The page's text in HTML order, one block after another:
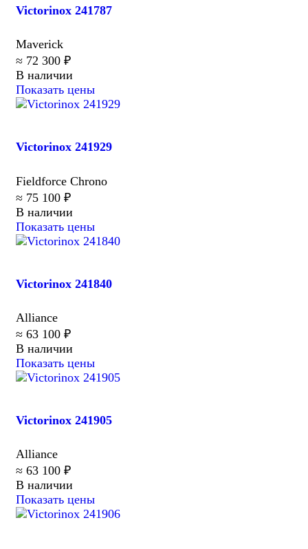
Victorinox 241787
Maverick
≈ 72 300 ₽
В наличии
Показать цены
Victorinox 241929
Fieldforce Chrono
≈ 75 100 ₽
В наличии
Показать цены
Victorinox 241840
Alliance
≈ 63 100 ₽
В наличии
Показать цены
Victorinox 241905
Alliance
≈ 63 100 ₽
В наличии
Показать цены